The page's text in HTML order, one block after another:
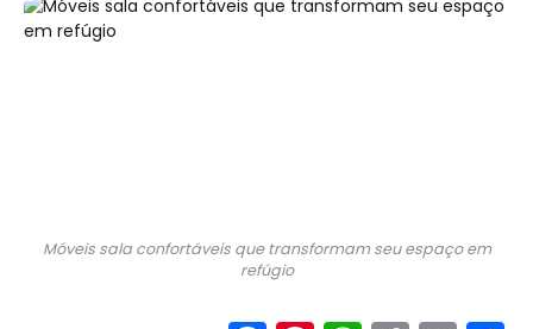
Móveis sala confortáveis que transformam seu espaço em
refúgio